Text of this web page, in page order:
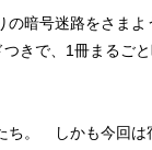
の暗号迷路をさ
きで、1冊まるごと
ち。 しかも今回